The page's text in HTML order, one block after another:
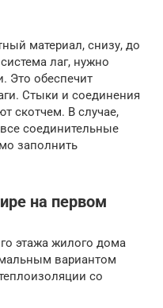
материал, снизу, до
лаг, нужно
Это обеспечит
Стыки и соединения
скотчем. В случае,
соединительные
заполнить
на первом
этажа жилого дома
вариантом
со